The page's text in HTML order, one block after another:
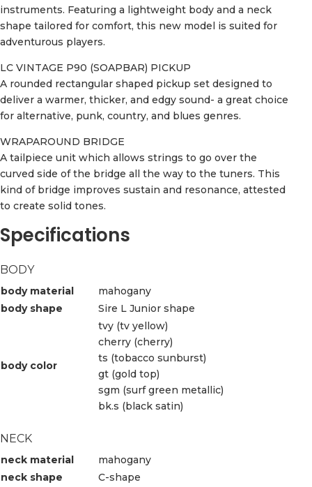
instruments. Featuring a lightweight body and a neck
shape tailored for comfort, this new model is suited for
adventurous players.
LC VINTAGE P90 (SOAPBAR) PICKUP
A rounded rectangular shaped pickup set designed to
deliver a warmer, thicker, and edgy sound- a great choice
for alternative, punk, country, and blues genres.
WRAPAROUND BRIDGE
A tailpiece unit which allows strings to go over the
curved side of the bridge all the way to the tuners. This
kind of bridge improves sustain and resonance, attested
to create solid tones.
Specifications
BODY
body material
mahogany
body shape
Sire L Junior shape
body color
tvy (tv yellow)
cherry (cherry)
ts (tobacco sunburst)
gt (gold top)
sgm (surf green metallic)
bk.s (black satin)
NECK
neck material
mahogany
neck shape
C-shape